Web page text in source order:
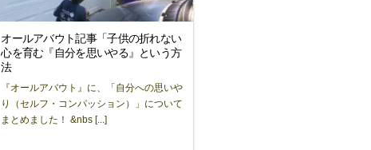
オールアバウト記事「子供の折れない
心を育む『自分を思いやる』という方
法
『オールアバウト』に、「自分への思いや
り（セルフ・コンパッション）」について
まとめました！ &nbs [...]